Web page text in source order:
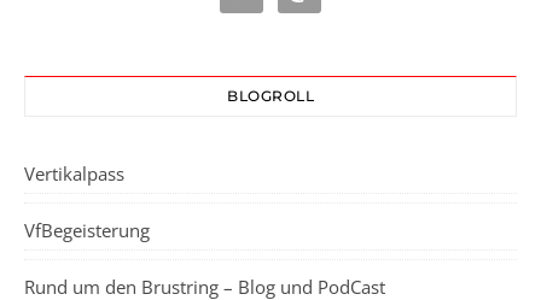
BLOGROLL
Vertikalpass
VfBegeisterung
Rund um den Brustring – Blog und PodCast